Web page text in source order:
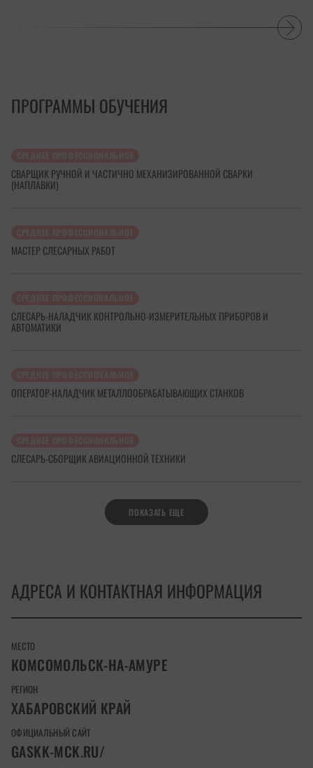
ПРОГРАММЫ ОБУЧЕНИЯ
СВАРЩИК РУЧНОЙ И ЧАСТИЧНО МЕХАНИЗИРОВАННОЙ СВАРКИ
(НАПЛАВКИ)
МАСТЕР СЛЕСАРНЫХ РАБОТ
СЛЕСАРЬ-НАЛАДЧИК КОНТРОЛЬНО-ИЗМЕРИТЕЛЬНЫХ ПРИБОРОВ И
АВТОМАТИКИ
ОПЕРАТОР-НАЛАДЧИК МЕТАЛЛООБРАБАТЫВАЮЩИХ СТАНКОВ
СЛЕСАРЬ-СБОРЩИК АВИАЦИОННОЙ ТЕХНИКИ
ПОКАЗАТЬ ЕЩЕ
АДРЕСА И КОНТАКТНАЯ ИНФОРМАЦИЯ
МЕСТО
КОМСОМОЛЬСК-НА-АМУРЕ
РЕГИОН
ХАБАРОВСКИЙ КРАЙ
ОФИЦИАЛЬНЫЙ САЙТ
GASKK-MCK.RU/